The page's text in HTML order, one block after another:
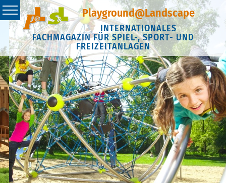
Playground@Landscape
INTERNATIONALES
FACHMAGAZIN FÜR SPIEL-, SPORT- UND
FREIZEITANLAGEN